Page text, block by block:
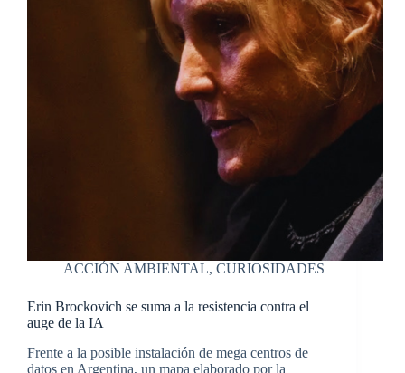
ACCIÓN AMBIENTAL, CURIOSIDADES
Erin Brockovich se suma a la resistencia contra el
auge de la IA
Frente a la posible instalación de mega centros de
datos en Argentina, un mapa elaborado por la